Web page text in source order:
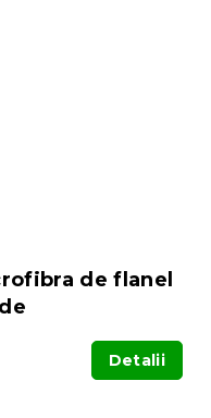
de flanel
Detalii